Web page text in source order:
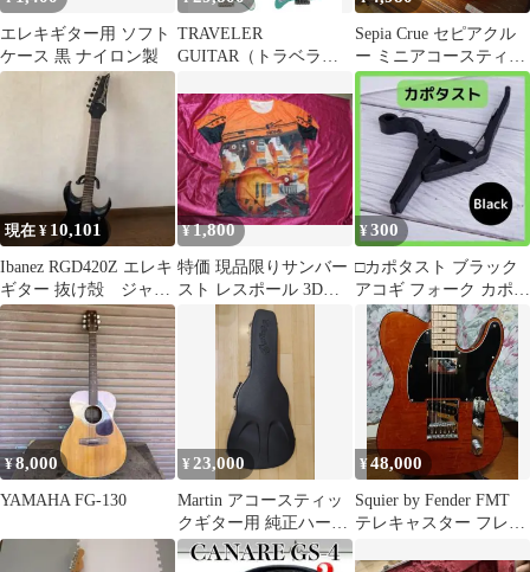
エレキギター用 ソフト
ケース 黒 ナイロン製
TRAVELER
GUITAR（トラベラー
ン【希少！】
Sepia Crue セピアクル
ー ミニアコースティッ
クギター W-50 OR エキ
スパート藤沢辻堂店
現在 ¥ 10,101
Ibanez RGD420Z エレキ
ギター 抜け殻 ジャン
ク
¥1,800
特価 現品限りサンバー
スト レスポール 3Dプ
リント Tシャツ 未着用
¥300
□カポタスト ブラック
アコギ フォーク カポ
エレキギター
¥8,000
YAMAHA FG-130
¥23,000
Martin アコースティッ
クギター用 純正ハード
ケース
¥48,000
Squier by Fender FMT
テレキャスター フレイ